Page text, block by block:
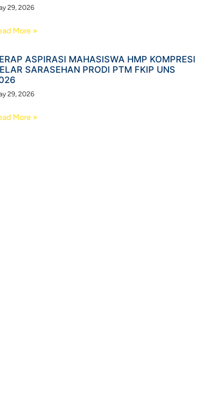
29, 2026
More »
ASPIRASI MAHASISWA HMP KOMPRESI
SARASEHAN PRODI PTM FKIP UNS
29, 2026
More »